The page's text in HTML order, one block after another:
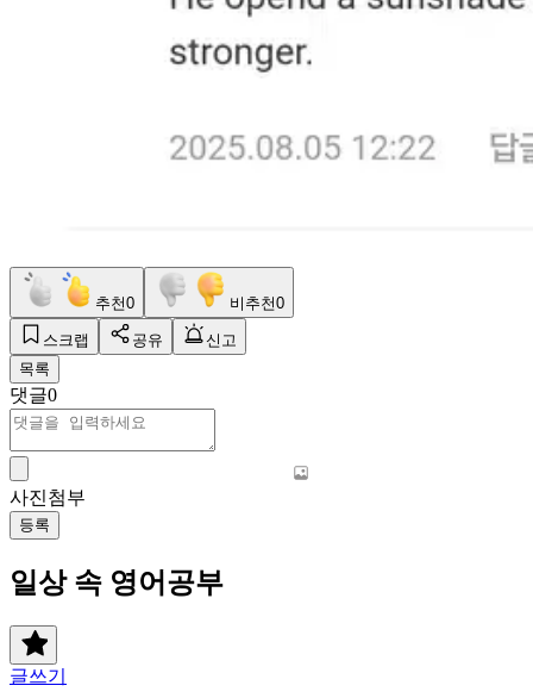
추천0 비추천0
스크랩 공유
신고
목록
댓글0
사진첨부
등록
일상 속 영어공부
글쓰기